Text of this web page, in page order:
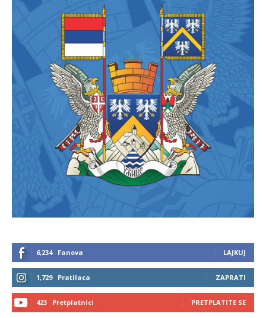
6,234 Fanova LAJKUJ
1,729 Pratilaca ZAPRATI
423 Pretplatnici PRETPLATITE SE